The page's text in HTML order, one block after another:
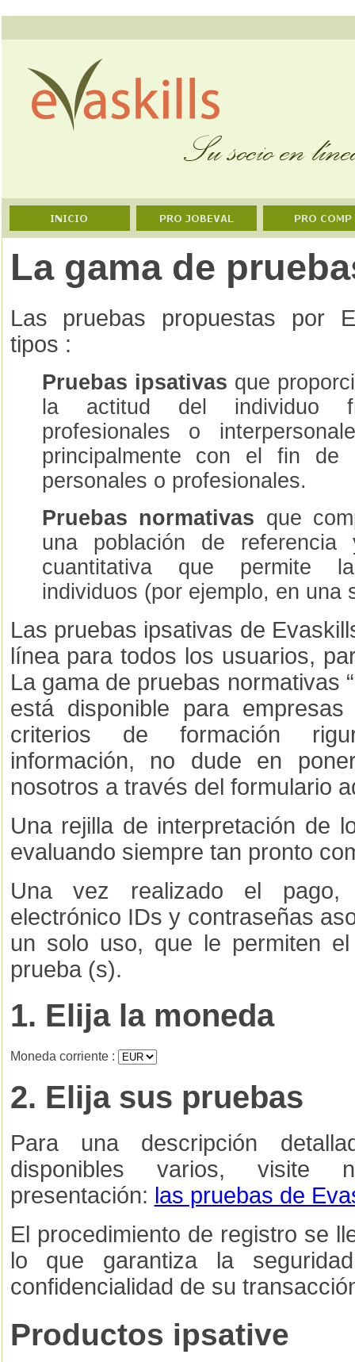
La gama de
Las pruebas propuestas por
tipos :
Pruebas ipsativas que
la actitud del individuo
profesionales o
principalmente con el fin de
personales o profesionales.
Pruebas normativas que
una población de referencia
cuantitativa que permite
individuos (por ejemplo, en una
Las pruebas ipsativas de
línea para todos los usuarios,
La gama de pruebas normativas
está disponible para
criterios de formación
información, no dude en
nosotros a través del formulario
Una rejilla de interpretación de
evaluando siempre tan pronto
Una vez realizado el pago,
electrónico IDs y contraseñas
un solo uso, que le permiten
prueba (s).
1. Elija la moneda
Moneda corriente :
2. Elija sus pruebas
Para una descripción
disponibles varios, visite
presentación: las pruebas de
El procedimiento de registro se
lo que garantiza la
confidencialidad de su
Productos ipsative